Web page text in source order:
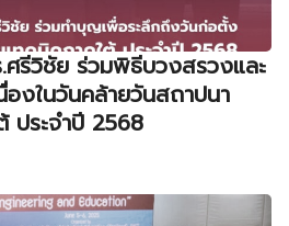
รีวิชัย ร่วมพิธีบวงสรวงและ
งในวันคล้ายวันสถาปนา
ประจำปี 2568